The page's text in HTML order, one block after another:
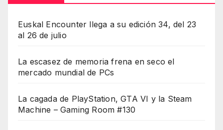
Euskal Encounter llega a su edición 34, del 23
al 26 de julio
La escasez de memoria frena en seco el
mercado mundial de PCs
La cagada de PlayStation, GTA VI y la Steam
Machine – Gaming Room #130